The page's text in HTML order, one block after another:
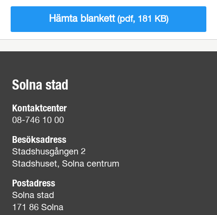
Hämta blankett(pdf, 181 KB)
Solna stad
Kontaktcenter
08-746 10 00
Besöksadress
Stadshusgången 2
Stadshuset, Solna centrum
Postadress
Solna stad
171 86 Solna